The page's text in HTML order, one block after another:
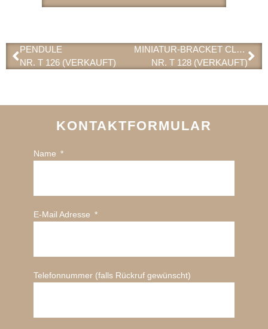
PENDULE
NR. T 126 (VERKAUFT)
MINIATUR-BRACKET CLOCK
NR. T 128 (VERKAUFT)
KONTAKTFORMULAR
Name
E-Mail Adresse
Telefonnummer (falls Rückruf gewünscht)